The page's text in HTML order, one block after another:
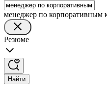
менеджер по корпоративным
Резюме
Найти